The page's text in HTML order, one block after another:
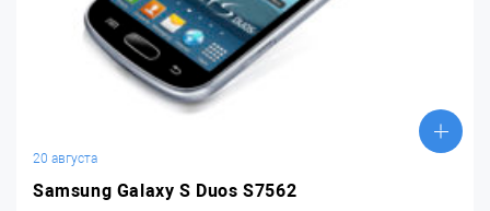
20 августа
Samsung Galaxy S Duos S7562